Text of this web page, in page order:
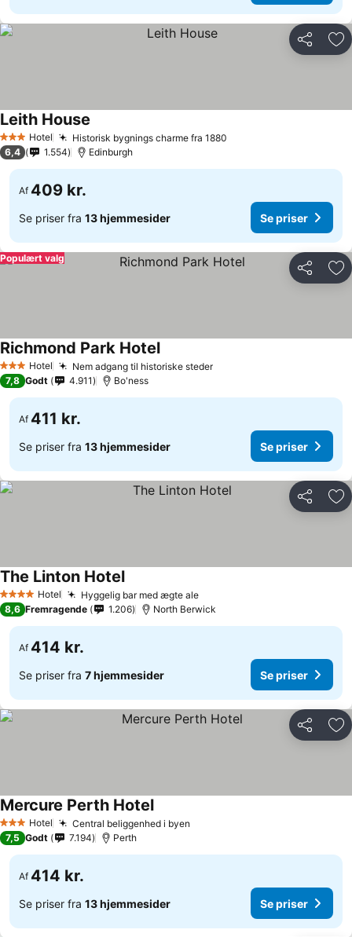
Del
3 StjernerHotel Historisk bygnings charme fra 1880
Leith House
6,4 1.554 Edinburgh
Af 409 kr.
Se priser fra 13 hjemmesider Se priser
Del
Populært valg
3 StjernerHotel Nem adgang til historiske steder
Richmond Park Hotel
7,8 Godt 4.911 Bo'ness
Af 411 kr.
Se priser fra 13 hjemmesider Se priser
Del
4 StjernerHotel Hyggelig bar med ægte ale
The Linton Hotel
8,6 Fremragende 1.206 North Berwick
Af 414 kr.
Se priser fra 7 hjemmesider Se priser
Del
3 StjernerHotel Central beliggenhed i byen
Mercure Perth Hotel
7,5 Godt 7.194 Perth
Af 414 kr.
Se priser fra 13 hjemmesider Se priser